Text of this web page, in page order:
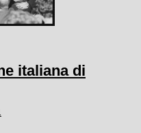
italiana di